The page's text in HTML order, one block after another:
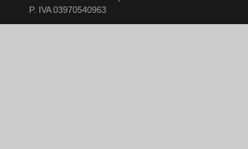
P. IVA 03970540963